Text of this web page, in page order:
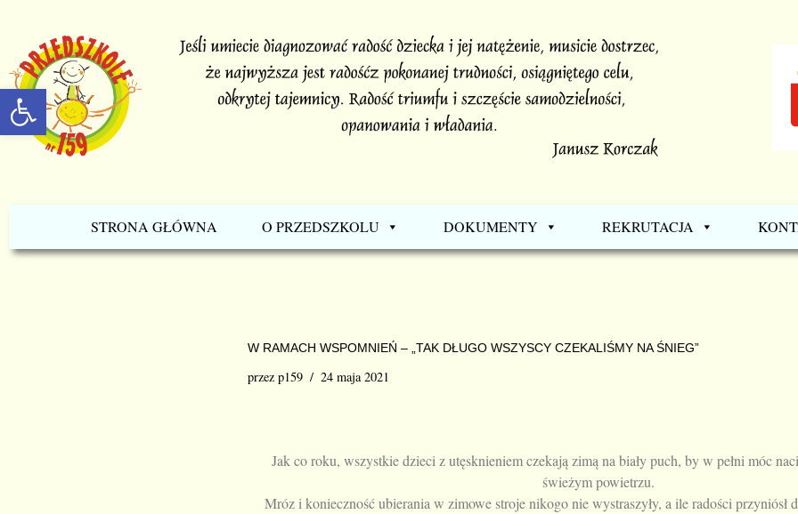
Otwórz pasek narzędzi
Przejdź
do
treści
STRONA GŁÓWNA O PRZEDSZKOLU DOKUMENTY REKRUTACJA
W RAMACH WSPOMNIEŃ – „TAK DŁUGO WSZYSCY CZEKALIŚMY NA ŚNIEG”
przez p159 24 maja 2021
Jak co roku, wszystkie dzieci z utęsknieniem czekają zimą na biały puch, by w pełni móc
świeżym powietrzu.
Mróz i konieczność ubierania w zimowe stroje nikogo nie wystraszyły, a ile radości przyniósł